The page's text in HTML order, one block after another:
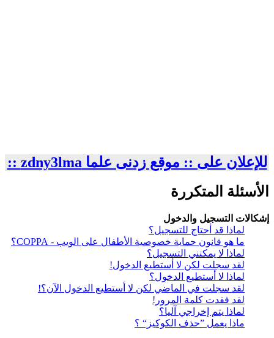
للإعلان على :: موقع زدنى علما zdny3lma ::
الأسئلة المتكررة
إشكالات التسجيل والدخول
لماذا قد أحتاج للتسجيل؟
ما هو قانون حماية خصوصية الأطفال على الويب - COPPA؟
لماذا لا يمكنني التسجيل؟
لقد سجلت لكن لا أستطيع الدخول!
لماذا لا أستطيع الدخول؟
لقد سجلت في الماضي لكن لا أستطيع الدخول الآن؟!
لقد فقدت كلمة المرور!
لماذا يتم إخراجي آليا؟
ماذا يعمل ”حذف الكوكيز“ ؟